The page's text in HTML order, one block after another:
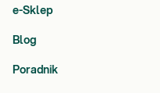
e-Sklep
Blog
Poradnik